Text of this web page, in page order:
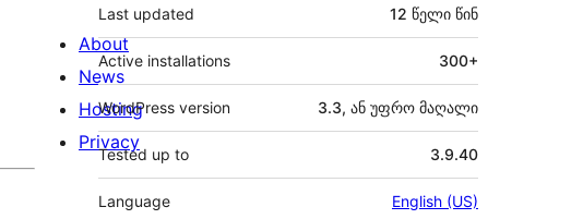
Last updated 12 წელი წინ
Active installations 300+
WordPress version 3.3, ან უფრო მაღალი
Tested up to 3.9.40
Language English (US)
About
News
Hosting
Privacy